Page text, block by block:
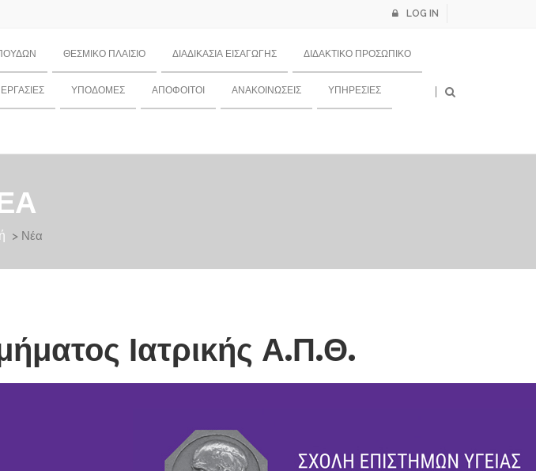
LOG IN
ΘΕΣΜΙΚΌ ΠΛΑΊΣΙΟ ΔΙΑΔΙΚΑΣΊΑ ΕΙΣΑΓΩΓΉΣ ΔΙΔΑΚΤΙΚΌ ΠΡΟΣΩΠΙΚΌ
ΥΠΟΔΟΜΈΣ ΑΠΌΦΟΙΤΟΙ ΑΝΑΚΟΙΝΏΣΕΙΣ ΥΠΗΡΕΣΊΕΣ ×
> Νέα
Ιατρικής Α.Π.Θ.